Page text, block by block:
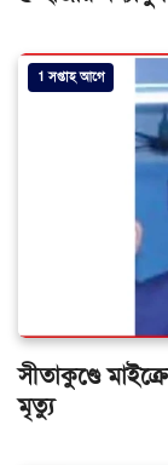
1 সপ্তাহ আগে
সীতাকুণ্ডে
মৃত্যু